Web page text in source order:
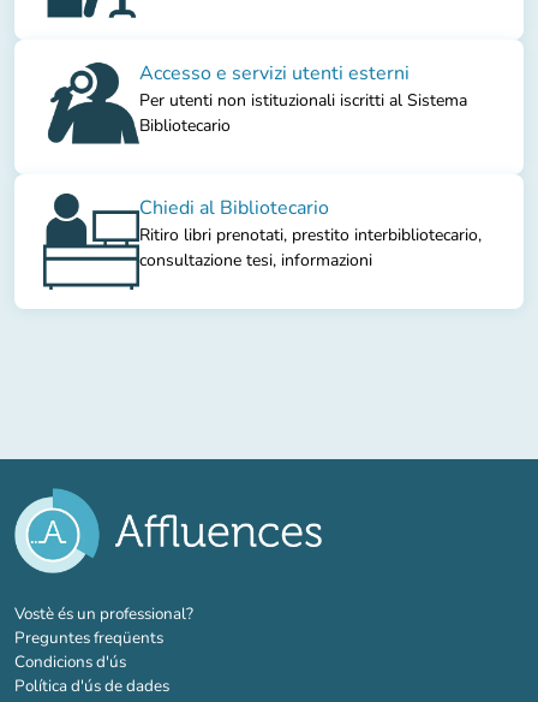
Accesso e servizi utenti esterni
Per utenti non istituzionali iscritti al Sistema
Bibliotecario
Chiedi al Bibliotecario
Ritiro libri prenotati, prestito interbibliotecario,
consultazione tesi, informazioni
Vostè és un professional?(new tab)
Preguntes freqüents
Condicions d'ús
Política d'ús de dades